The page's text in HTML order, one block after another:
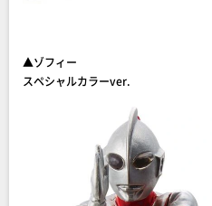
▲ゾフィー
スペシャルカラーver.